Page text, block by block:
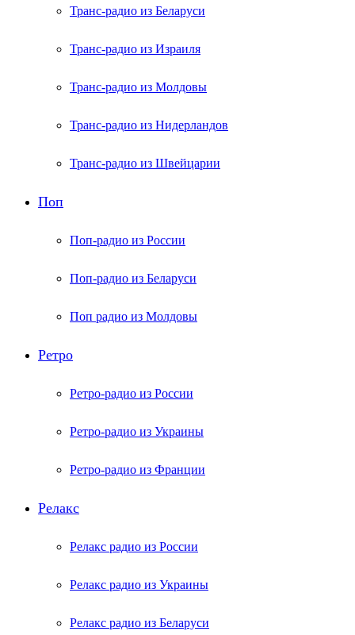
Транс-радио из Беларуси
Транс-радио из Израиля
Транс-радио из Молдовы
Транс-радио из Нидерландов
Транс-радио из Швейцарии
Поп
Поп-радио из России
Поп-радио из Беларуси
Поп радио из Молдовы
Ретро
Ретро-радио из России
Ретро-радио из Украины
Ретро-радио из Франции
Релакс
Релакс радио из России
Релакс радио из Украины
Релакс радио из Беларуси